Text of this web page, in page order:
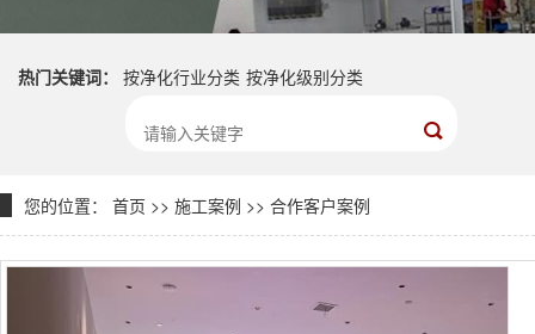
热门关键词： 按净化行业分类 按净化级别分类
您的位置： 首页 >> 施工案例 >> 合作客户案例